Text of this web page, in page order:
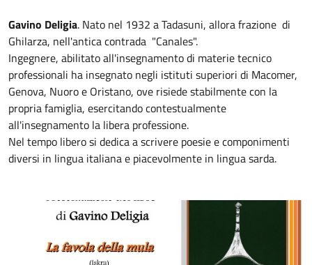
Gavino Deligia. Nato nel 1932 a Tadasuni, allora frazione di
Ghilarza, nell'antica contrada "Canales".
Ingegnere, abilitato all'insegnamento di materie tecnico
professionali ha insegnato negli istituti superiori di Macomer,
Genova, Nuoro e Oristano, ove risiede stabilmente con la
propria famiglia, esercitando contestualmente
all'insegnamento la libera professione.
Nel tempo libero si dedica a scrivere poesie e componimenti
diversi in lingua italiana e piacevolmente in lingua sarda.